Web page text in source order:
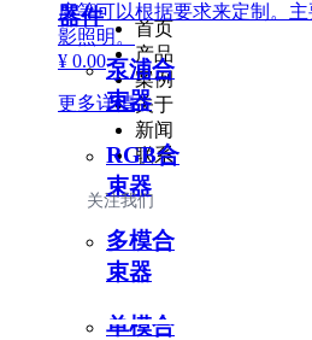
首页
产品
案例
关于
新闻
联系
度等可以根据要求来定制。
影照明。
¥ 0.00
更多详情
器件
泵浦合
束器
RGB合
束器
多模合
束器
单模合
关注我们